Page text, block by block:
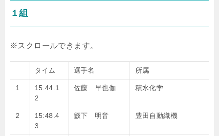
１組
タイム 選手名 所属
1
15:44.1
2
佐藤 早也伽 積水化学
2
15:48.4
3
籔下 明音 豊田自動織機